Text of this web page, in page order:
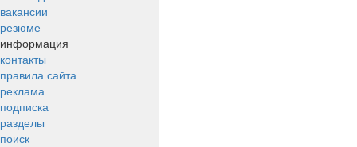
вакансии
резюме
информация
контакты
правила сайта
реклама
подписка
разделы
поиск